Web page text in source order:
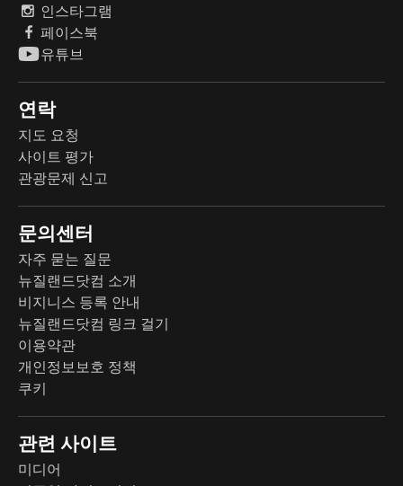
인스타그램
페이스북
유튜브
연락
지도 요청
사이트 평가
관광문제 신고
문의센터
자주 묻는 질문
뉴질랜드닷컴 소개
비지니스 등록 안내
뉴질랜드닷컴 링크 걸기
이용약관
개인정보보호 정책
쿠키
관련 사이트
미디어